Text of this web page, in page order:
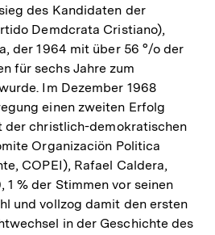
des Kandidaten der
Demdcrata Cristiano),
der 1964 mit über 56 °/o der
für sechs Jahre zum
Im Dezember 1968
einen zweiten Erfolg
der christlich-demokratischen
Organizaciön Politica
COPEI), Rafael Caldera,
% der Stimmen vor seinen
und vollzog damit den ersten
in der Geschichte des